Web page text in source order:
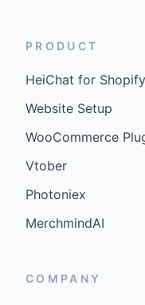
PRODUCT
HeiChat for Shopify
Website Setup
WooCommerce
Vtober
Photoniex
MerchmindAI
COMPANY